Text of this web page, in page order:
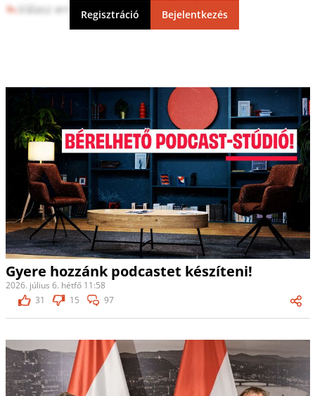
Válasz erre 4 6
Regisztráció Bejelentkezés
Gyere hozzánk podcastet készíteni!
2026. július 6. hétfő 11:58
31
15 97